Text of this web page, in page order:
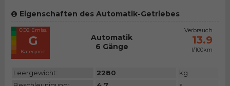
Eigenschaften des Automatik-Getriebes
CO2 Emiss.
G
Kategorie
Automatik
6 Gänge
Verbrauch
13.9
l/100km
Leergewicht: 2280
kg